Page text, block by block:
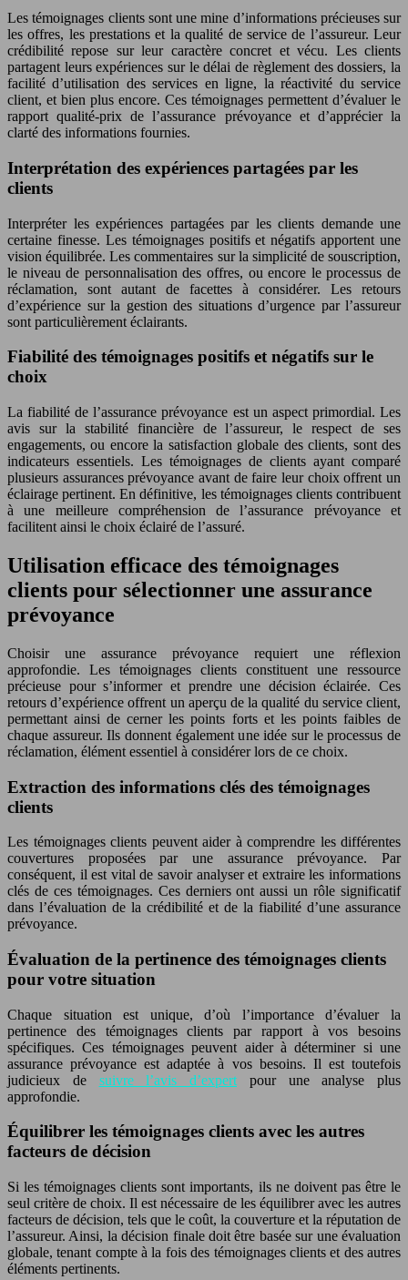
Les témoignages clients sont une mine d’informations précieuses sur
les offres, les prestations et la qualité de service de l’assureur. Leur
crédibilité repose sur leur caractère concret et vécu. Les clients
partagent leurs expériences sur le délai de règlement des dossiers, la
facilité d’utilisation des services en ligne, la réactivité du service
client, et bien plus encore. Ces témoignages permettent d’évaluer le
rapport qualité-prix de l’assurance prévoyance et d’apprécier la
clarté des informations fournies.
Interprétation des expériences partagées par les
clients
Interpréter les expériences partagées par les clients demande une
certaine finesse. Les témoignages positifs et négatifs apportent une
vision équilibrée. Les commentaires sur la simplicité de souscription,
le niveau de personnalisation des offres, ou encore le processus de
réclamation, sont autant de facettes à considérer. Les retours
d’expérience sur la gestion des situations d’urgence par l’assureur
sont particulièrement éclairants.
Fiabilité des témoignages positifs et négatifs sur le
choix
La fiabilité de l’assurance prévoyance est un aspect primordial. Les
avis sur la stabilité financière de l’assureur, le respect de ses
engagements, ou encore la satisfaction globale des clients, sont des
indicateurs essentiels. Les témoignages de clients ayant comparé
plusieurs assurances prévoyance avant de faire leur choix offrent un
éclairage pertinent. En définitive, les témoignages clients contribuent
à une meilleure compréhension de l’assurance prévoyance et
facilitent ainsi le choix éclairé de l’assuré.
Utilisation efficace des témoignages
clients pour sélectionner une assurance
prévoyance
Choisir une assurance prévoyance requiert une réflexion
approfondie. Les témoignages clients constituent une ressource
précieuse pour s’informer et prendre une décision éclairée. Ces
retours d’expérience offrent un aperçu de la qualité du service client,
permettant ainsi de cerner les points forts et les points faibles de
chaque assureur. Ils donnent également une idée sur le processus de
réclamation, élément essentiel à considérer lors de ce choix.
Extraction des informations clés des témoignages
clients
Les témoignages clients peuvent aider à comprendre les différentes
couvertures proposées par une assurance prévoyance. Par
conséquent, il est vital de savoir analyser et extraire les informations
clés de ces témoignages. Ces derniers ont aussi un rôle significatif
dans l’évaluation de la crédibilité et de la fiabilité d’une assurance
prévoyance.
Évaluation de la pertinence des témoignages clients
pour votre situation
Chaque situation est unique, d’où l’importance d’évaluer la
pertinence des témoignages clients par rapport à vos besoins
spécifiques. Ces témoignages peuvent aider à déterminer si une
assurance prévoyance est adaptée à vos besoins. Il est toutefois
judicieux de suivre l’avis d’expert pour une analyse plus
approfondie.
Équilibrer les témoignages clients avec les autres
facteurs de décision
Si les témoignages clients sont importants, ils ne doivent pas être le
seul critère de choix. Il est nécessaire de les équilibrer avec les autres
facteurs de décision, tels que le coût, la couverture et la réputation de
l’assureur. Ainsi, la décision finale doit être basée sur une évaluation
globale, tenant compte à la fois des témoignages clients et des autres
éléments pertinents.